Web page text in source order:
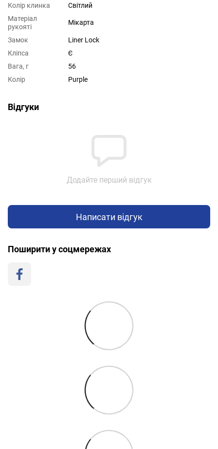
Колір клинка
Світлий
Матеріал
рукояті
Мікарта
Замок
Liner Lock
Кліпса
Є
Вага, г
56
Колір
Purple
Відгуки
Додайте перший відгук
Написати відгук
Поширити у соцмережах